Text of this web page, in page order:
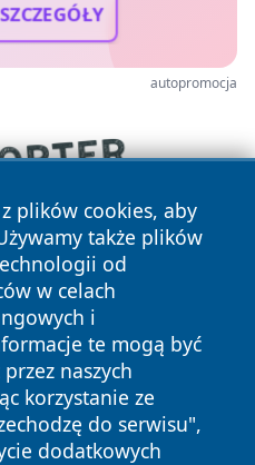
autopromocja
plików cookies, aby
także plików
od
w celach
i
te mogą być
naszych
korzystanie ze
do serwisu",
dodatkowych
Wszystkie prawa